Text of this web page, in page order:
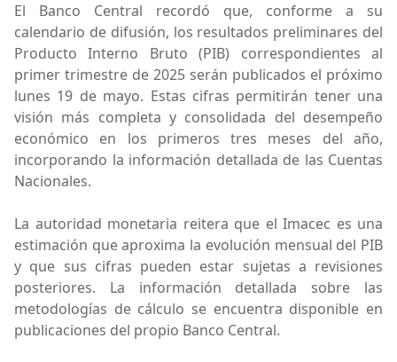
El Banco Central recordó que, conforme a su
calendario de difusión, los resultados preliminares del
Producto Interno Bruto (PIB) correspondientes al
primer trimestre de 2025 serán publicados el próximo
lunes 19 de mayo. Estas cifras permitirán tener una
visión más completa y consolidada del desempeño
económico en los primeros tres meses del año,
incorporando la información detallada de las Cuentas
Nacionales.
La autoridad monetaria reitera que el Imacec es una
estimación que aproxima la evolución mensual del PIB
y que sus cifras pueden estar sujetas a revisiones
posteriores. La información detallada sobre las
metodologías de cálculo se encuentra disponible en
publicaciones del propio Banco Central.